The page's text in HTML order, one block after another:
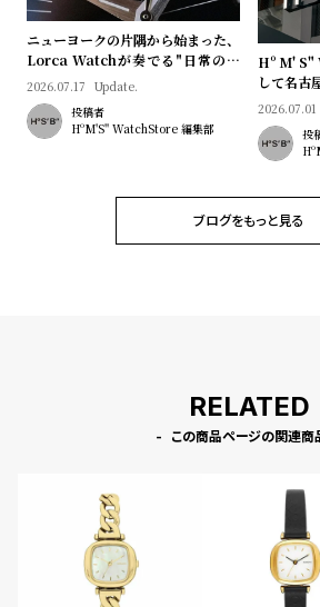
よ
あ
る
お
い
合
ニューヨークの片隅から始まった、
Lorca Watchが奏でる"日常のロ
マン"｜Brand Picks #08
2026.07.17 Update.
投稿者
HºM'S" WatchStore 編集部
Hº M' S"
して名古
2026.07.01
投
ブログをもっと見る
RELATED
この商品ページの関連商